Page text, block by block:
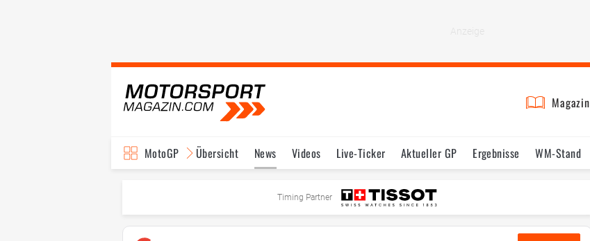
Magazin
MotoGP Übersicht News Videos Live-Ticker Aktueller GP Ergebnisse WM-Stand
Testfahrten Reglement
Timing Partner